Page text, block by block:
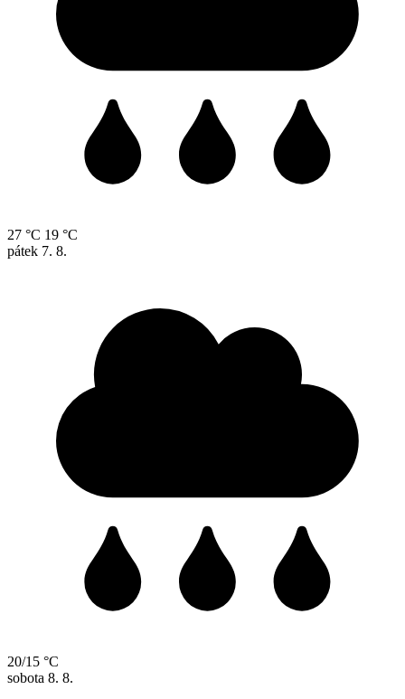
27 °C 19 °C
pátek 7. 8.
20/15 °C
sobota 8. 8.